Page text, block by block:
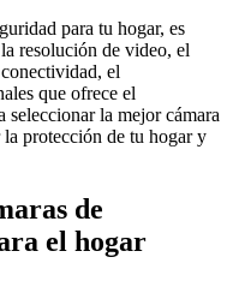
para tu hogar, es
resolución de video, el
el
que ofrece el
seleccionar la mejor cámara
protección de tu hogar y
de
el hogar